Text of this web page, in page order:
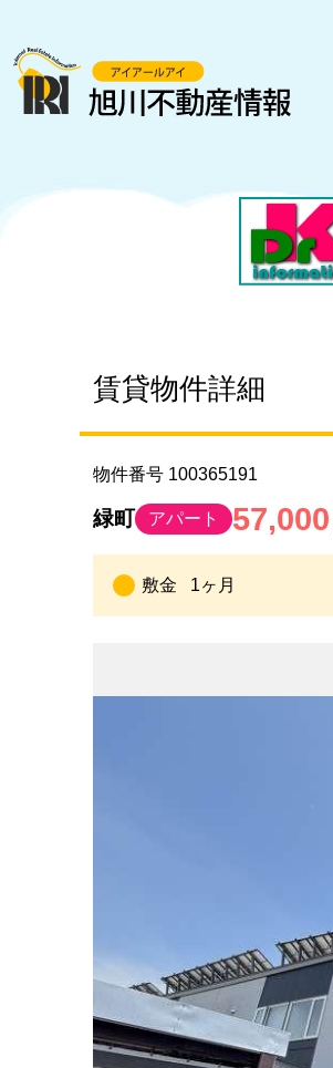
賃貸物件詳細
物件番号 100365191
緑町 アパート 57,000
敷金 1ヶ月